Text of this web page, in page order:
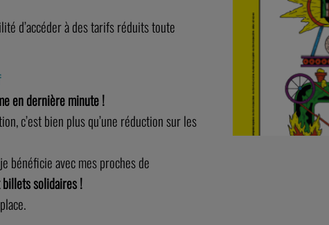
d’accéder à des tarifs réduits toute
en dernière minute !
c’est bien plus qu’une réduction sur les
bénéficie avec mes proches de
solidaires !